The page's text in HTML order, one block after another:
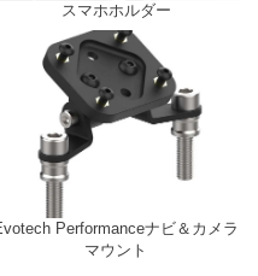
スマホホルダー
Performanceナビ＆カメラ
マウント